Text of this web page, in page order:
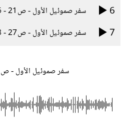
6 سفر صموئيل الأول - ص21 - 26
7 سفر صموئيل الأول - ص27 - 28
سفر صموئيل الأول - ص 1- 2